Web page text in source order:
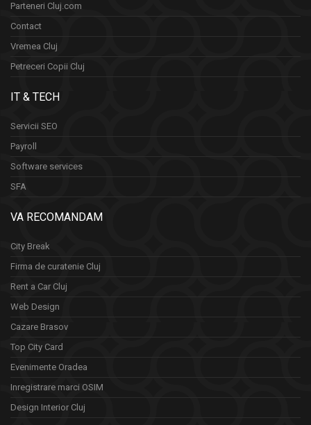
Parteneri Cluj.com
Contact
Vremea Cluj
Petreceri Copii Cluj
IT & TECH
Servicii SEO
Payroll
Software services
SFA
VA RECOMANDAM
City Break
Firma de curatenie Cluj
Rent a Car Cluj
Web Design
Cazare Brasov
Top City Card
Evenimente Oradea
Inregistrare marci OSIM
Design Interior Cluj